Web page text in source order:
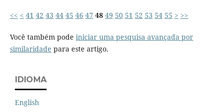
<< < 41 42 43 44 45 46 47 48 49 50 51 52 53 54 55 > >>
Você também pode iniciar uma pesquisa avançada por
similaridade para este artigo.
IDIOMA
English